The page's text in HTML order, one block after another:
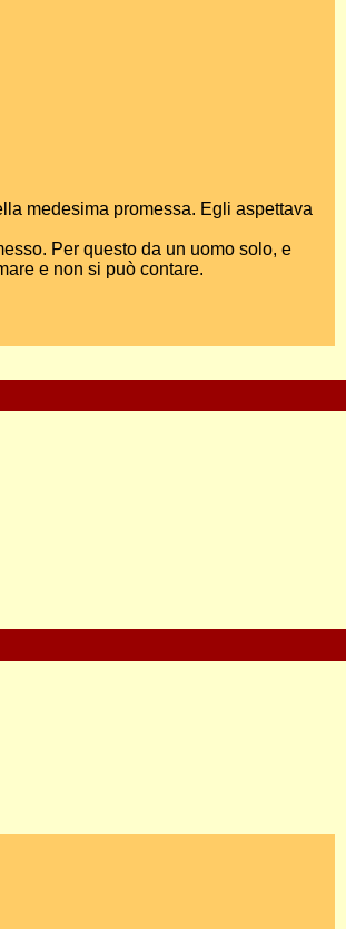
medesima promessa. Egli aspettava
Per questo da un uomo solo, e
e non si può contare.